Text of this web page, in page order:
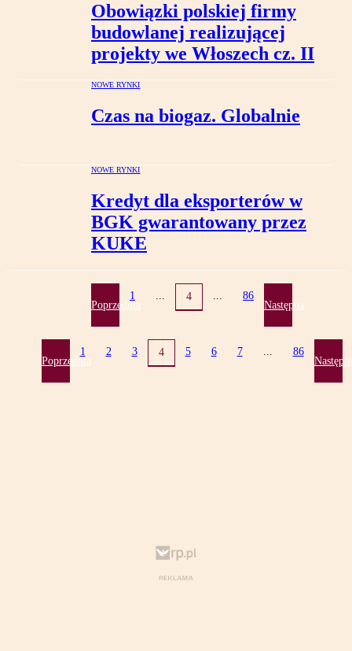
Obowiązki polskiej firmy
budowlanej realizującej
projekty we Włoszech cz. II
NOWE RYNKI
Czas na biogaz. Globalnie
NOWE RYNKI
Kredyt dla eksporterów w
BGK gwarantowany przez
KUKE
Poprzednia
1 ... 4 ... 86
Następna
Poprzednia
1 2 3 4 5 6 7 ... 86